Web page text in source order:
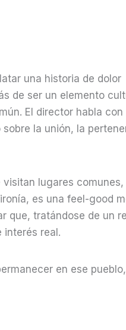
una historia de dolor
de ser un elemento
El director habla con
la unión, la
lugares comunes,
es una feel-good
que, tratándose de un
interés real.
en ese